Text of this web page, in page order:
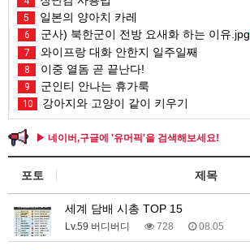
5 일본의 양아치 카레
6 군사) 북한군이 전방 요새화 하는 이유.jpg
7 와이프랑 대화 안한지 일주일째
8 이중 열돔 곧 끝난다!
9 군인티 안나는 휴가룩
10 강아지와 고양이 같이 키우기
▶ 네이버,구글에 '유머픽'을 검색해보세요!
포토 제목
세계 담배 시총 TOP 15
Lv.59 버디버디 728 08.05